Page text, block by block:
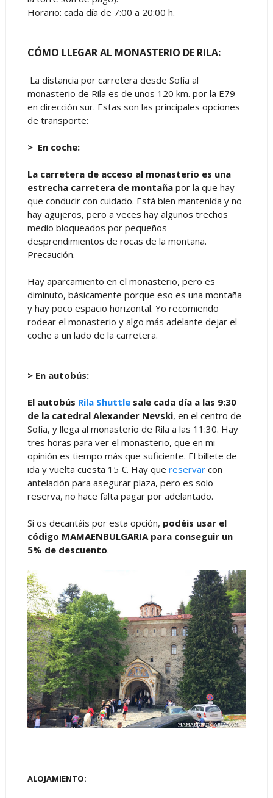
Horario: cada día de 7:00 a 20:00 h.
CÓMO LLEGAR AL MONASTERIO DE RILA:
La distancia por carretera desde Sofía al
monasterio de Rila es de unos 120 km. por la E79
en dirección sur. Estas son las principales opciones
de transporte:
> En coche:
La carretera de acceso al monasterio es una
estrecha carretera de montañapor la que hay
que conducir con cuidado. Está bien mantenida y no
hay agujeros, pero a veces hay algunos trechos
medio bloqueados por pequeños
desprendimientos de rocas de la montaña.
Precaución.
Hay aparcamiento en el monasterio, pero es
diminuto, básicamente porque eso es una montaña
y hay poco espacio horizontal. Yo recomiendo
rodear el monasterio y algo más adelante dejar el
coche a un lado de la carretera.
> En autobús:
El autobús Rila Shuttlesale cada día a las 9:30
de la catedral Alexander Nevski, en el centro de
Sofía, y llega al monasterio de Rila a las 11:30. Hay
tres horas para ver el monasterio, que en mi
opinión es tiempo más que suficiente. El billete de
ida y vuelta cuesta 15 €. Hay que reservar con
antelación para asegurar plaza, pero es solo
reserva, no hace falta pagar por adelantado.
Si os decantáis por esta opción, podéis usar el
código MAMAENBULGARIA para conseguir un
5% de descuento.
ALOJAMIENTO: